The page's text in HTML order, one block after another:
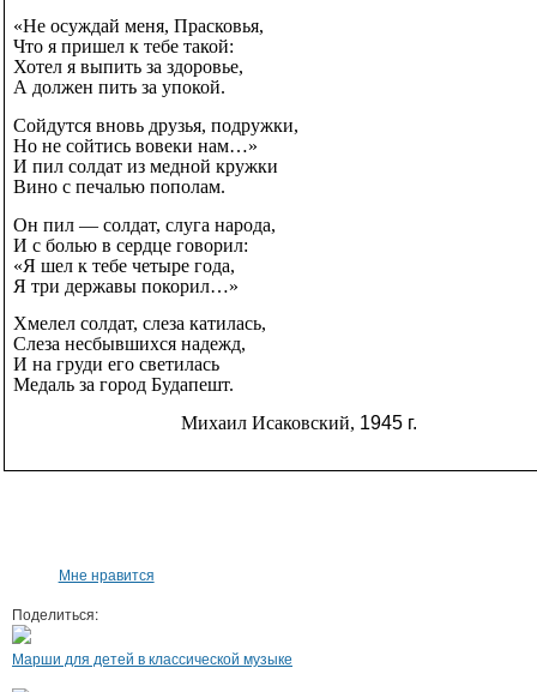
«Не осуждай меня, Прасковья,
Что я пришел к тебе такой:
Хотел я выпить за здоровье,
А должен пить за упокой.
Сойдутся вновь друзья, подружки,
Но не сойтись вовеки нам…»
И пил солдат из медной кружки
Вино с печалью пополам.
Он пил — солдат, слуга народа,
И с болью в сердце говорил:
«Я шел к тебе четыре года,
Я три державы покорил…»
Хмелел солдат, слеза катилась,
Слеза несбывшихся надежд,
И на груди его светилась
Медаль за город Будапешт.
Михаил Исаковский, 1945 г.
Мне нравится
Поделиться:
Марши для детей в классической музыке